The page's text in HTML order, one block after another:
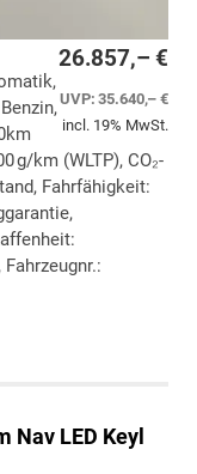
26.857,– €
UVP:35.640,– €
incl. 19% MwSt.
g/km (WLTP), CO₂-
Fahrfähigkeit:
Nav LED Keyl